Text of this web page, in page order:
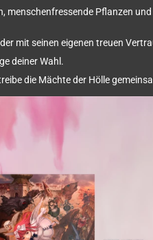
menschenfressende Pflanzen
mit seinen eigenen treuen
deiner Wahl.
die Mächte der Hölle